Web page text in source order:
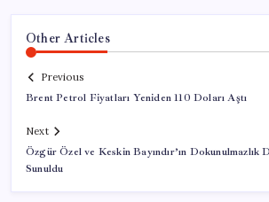
Other Articles
Previous
Brent Petrol Fiyatları Yeniden 110 Doları Aştı
Next
Özgür Özel ve Keskin Bayındır’ın Dokunulmazlık
Sunuldu